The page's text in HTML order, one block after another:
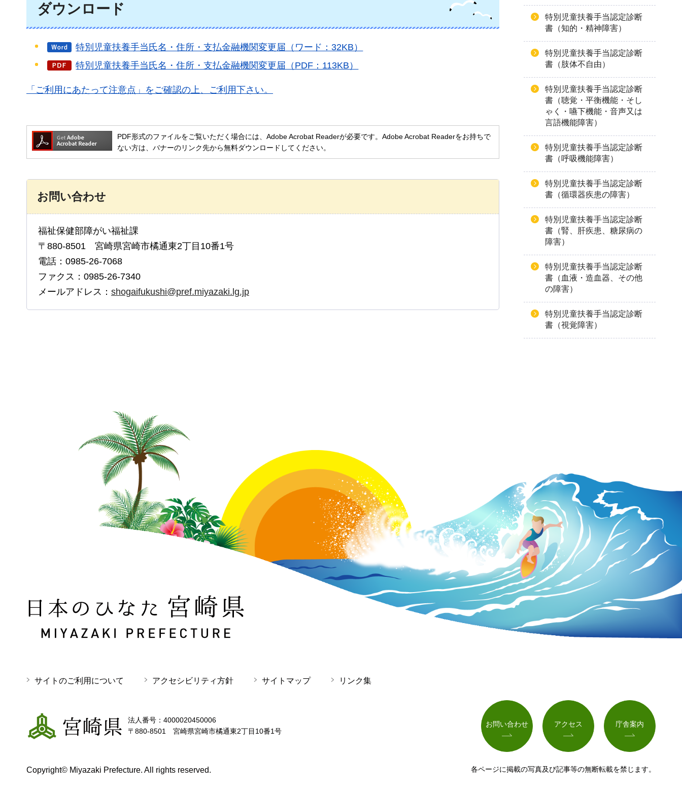
ダウンロード
特別児童扶養手当氏名・住所・支払金融機関変更届（ワード：32KB）
特別児童扶養手当氏名・住所・支払金融機関変更届（PDF：113KB）
「ご利用にあたって注意点」をご確認の上、ご利用下さい。
PDF形式のファイルをご覧いただく場合には、Adobe Acrobat Readerが必要です。Adobe Acrobat Readerをお持ちで
ない方は、バナーのリンク先から無料ダウンロードしてください。
お問い合わせ
福祉保健部障がい福祉課
〒880-8501 宮崎県宮崎市橘通東2丁目10番1号
電話：0985-26-7068
ファクス：0985-26-7340
メールアドレス： shogaifukushi@pref.miyazaki.lg.jp
特別児童扶養手当認定診断
書（知的・精神障害）
特別児童扶養手当認定診断
書（肢体不自由）
特別児童扶養手当認定診断
書（聴覚・平衡機能・そし
ゃく・嚥下機能・音声又は
言語機能障害）
特別児童扶養手当認定診断
書（呼吸機能障害）
特別児童扶養手当認定診断
書（循環器疾患の障害）
特別児童扶養手当認定診断
書（腎、肝疾患、糖尿病の
障害）
特別児童扶養手当認定診断
書（血液・造血器、その他
の障害）
特別児童扶養手当認定診断
書（視覚障害）
日本のひなた 宮崎県 MIYAZAKI PREFECTURE
サイトのご利用について アクセシビリティ方針 サイトマップ リンク集
宮崎県
法人番号：4000020450006
〒880-8501 宮崎県宮崎市橘通東2丁目10番1号
お問い合わせ アクセス 庁舎案内
Copyright© Miyazaki Prefecture. All rights reserved. 各ページに掲載の写真及び記事等の無断転載を禁じます。